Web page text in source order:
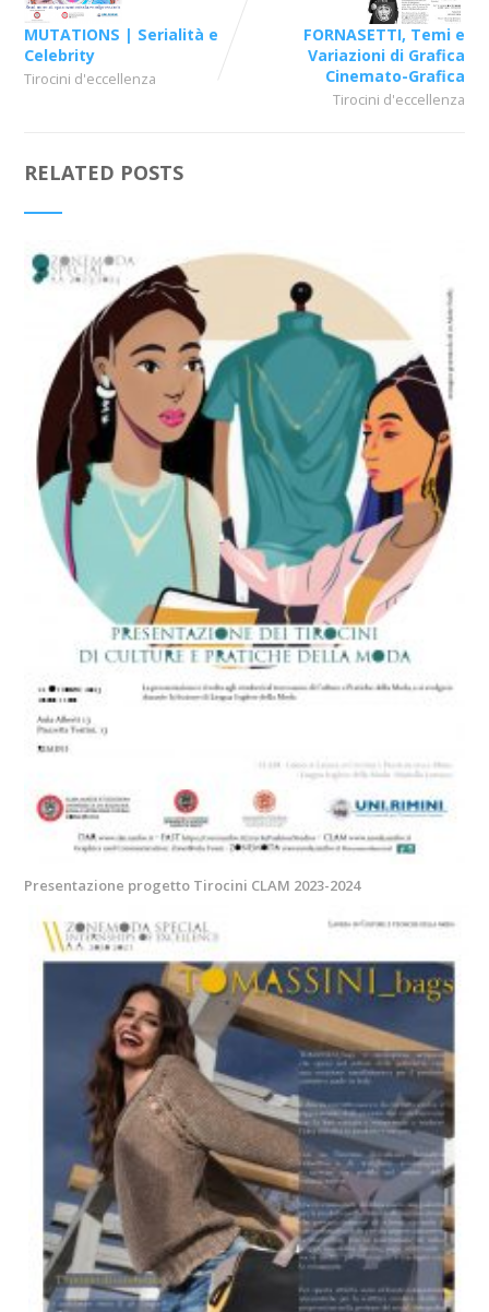
MUTATIONS | Serialità e
Celebrity
Tirocini d'eccellenza
FORNASETTI, Temi e
Variazioni di Grafica
Cinemato-Grafica
Tirocini d'eccellenza
RELATED POSTS
Presentazione progetto Tirocini CLAM 2023-2024